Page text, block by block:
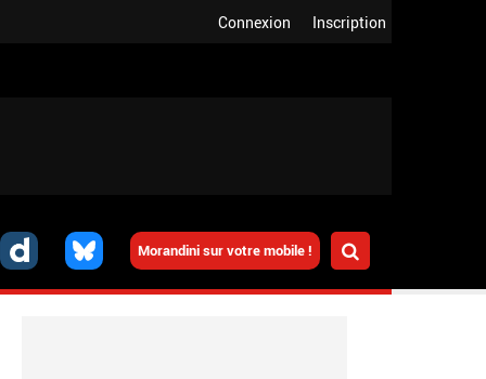
Inscription
Connexion
Morandini sur votre mobile !